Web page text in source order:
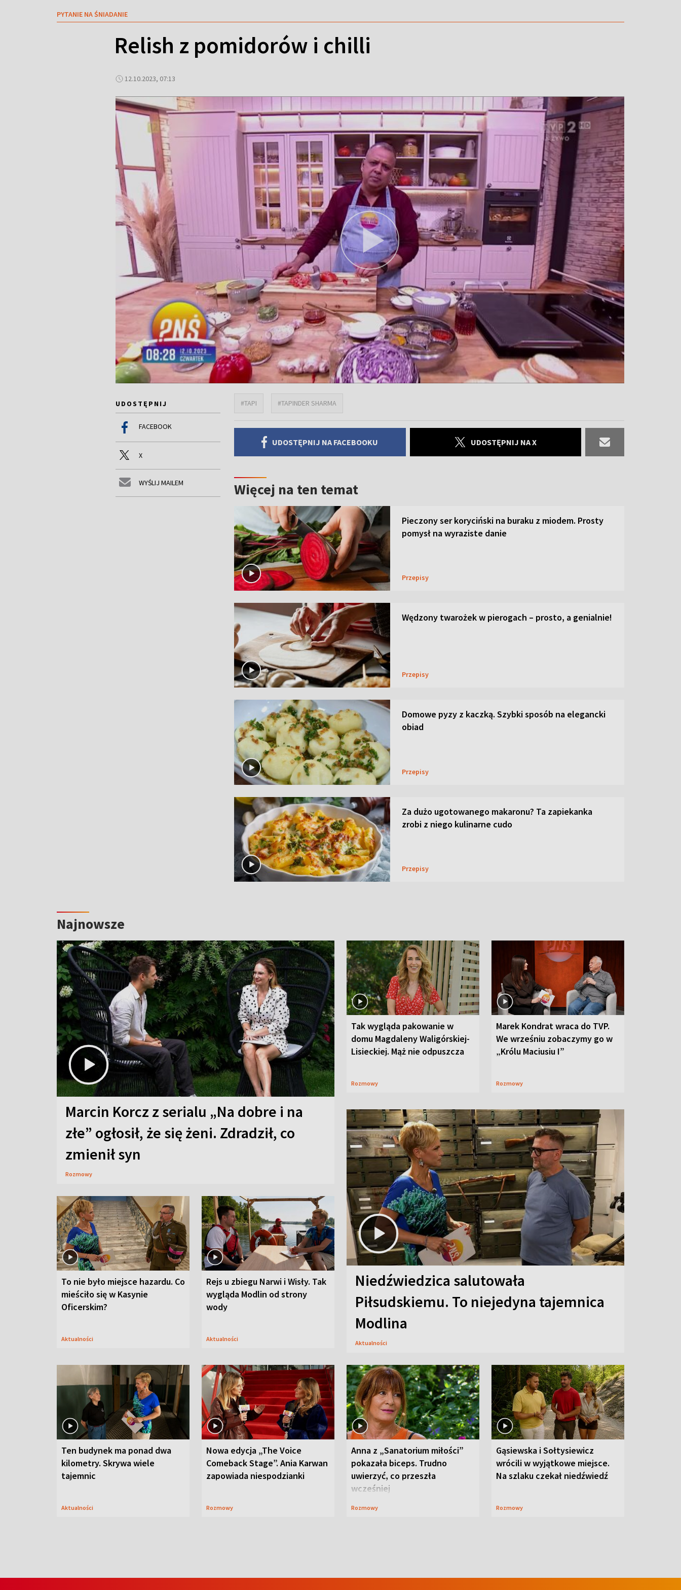
PYTANIE NA ŚNIADANIE
Relish z pomidorów i chilli
12.10.2023, 07:13
UDOSTĘPNIJ
FACEBOOK
X
WYŚLIJ MAILEM
#TAPI #TAPINDER SHARMA
UDOSTĘPNIJ NA FACEBOOKU UDOSTĘPNIJ NA X
Więcej na ten temat
Pieczony ser koryciński na buraku z miodem. Prosty
pomysł na wyraziste danie
Przepisy
Wędzony twarożek w pierogach – prosto, a genialnie!
Przepisy
Domowe pyzy z kaczką. Szybki sposób na elegancki
obiad
Przepisy
Za dużo ugotowanego makaronu? Ta zapiekanka
zrobi z niego kulinarne cudo
Przepisy
Najnowsze
Marcin Korcz z serialu „Na dobre i na
złe” ogłosił, że się żeni. Zdradził, co
zmienił syn
Rozmowy
Tak wygląda pakowanie w
domu Magdaleny Waligórskiej-
Lisieckiej. Mąż nie odpuszcza
Rozmowy
Marek Kondrat wraca do TVP.
We wrześniu zobaczymy go w
„Królu Maciusiu I”
Rozmowy
To nie było miejsce hazardu. Co
mieściło się w Kasynie
Oficerskim?
Aktualności
Rejs u zbiegu Narwi i Wisły. Tak
wygląda Modlin od strony
wody
Aktualności
Niedźwiedzica salutowała
Piłsudskiemu. To niejedyna tajemnica
Modlina
Aktualności
Ten budynek ma ponad dwa
kilometry. Skrywa wiele
tajemnic
Aktualności
Nowa edycja „The Voice
Comeback Stage”. Ania Karwan
zapowiada niespodzianki
Rozmowy
Anna z „Sanatorium miłości”
pokazała biceps. Trudno
uwierzyć, co przeszła
wcześniej
Rozmowy
Gąsiewska i Sołtysiewicz
wrócili w wyjątkowe miejsce.
Na szlaku czekał niedźwiedź
Rozmowy